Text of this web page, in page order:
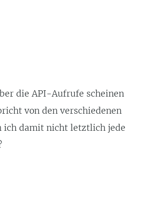
die API-Aufrufe scheinen
von den verschiedenen
ich damit nicht letztlich jede